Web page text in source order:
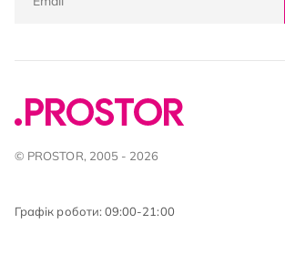
© PROSTOR, 2005 - 2026
Графік роботи: 09:00-21:00